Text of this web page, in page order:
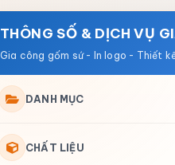
THÔNG SỐ & DỊCH VỤ
DANH MỤC
CHẤT LIỆU